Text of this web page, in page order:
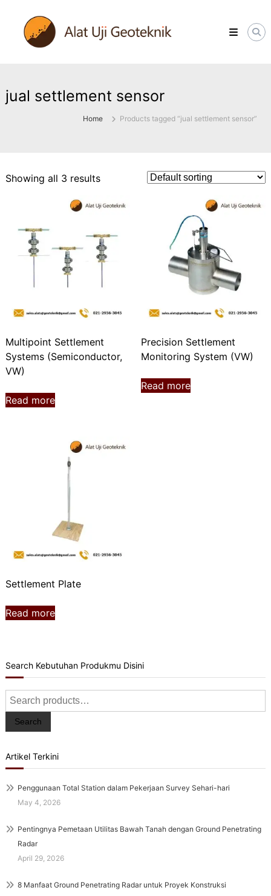
content
ALATUJIGEOTEKNIK.COM
DISTRIBUTOR
INSTRUMENT
jual settlement sensor
Home Products tagged “jual settlement sensor”
Showing all 3 results
Multipoint Settlement
Systems (Semiconductor,
VW)
Read more
Precision Settlement
Monitoring System (VW)
Read more
Settlement Plate
Read more
Search Kebutuhan Produkmu Disini
Search
for:
Search
Artikel Terkini
Penggunaan Total Station dalam Pekerjaan Survey Sehari-hari
May 4, 2026
Pentingnya Pemetaan Utilitas Bawah Tanah dengan Ground Penetrating
Radar
April 29, 2026
8 Manfaat Ground Penetrating Radar untuk Proyek Konstruksi